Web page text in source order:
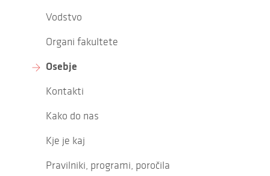
Vodstvo
Organi fakultete
Osebje
Kontakti
Kako do nas
Kje je kaj
Pravilniki, programi, poročila